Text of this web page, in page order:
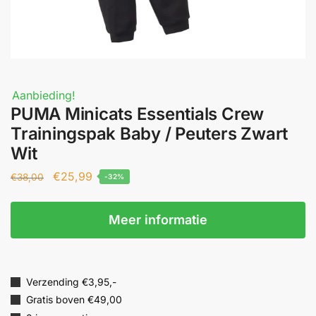
Aanbieding!
PUMA Minicats Essentials Crew
Trainingspak Baby / Peuters Zwart
Wit
€38,00 €25,99 -32%
Meer informatie
Verzending €3,95,-
Gratis boven €49,00